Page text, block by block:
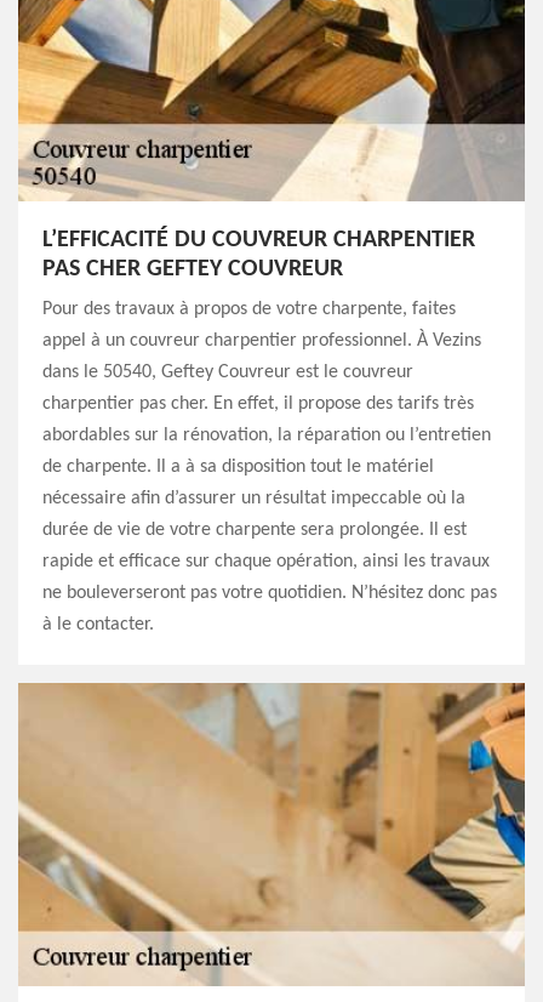
L’EFFICACITÉ DU COUVREUR CHARPENTIER
PAS CHER GEFTEY COUVREUR
Pour des travaux à propos de votre charpente, faites
appel à un couvreur charpentier professionnel. À Vezins
dans le 50540, Geftey Couvreur est le couvreur
charpentier pas cher. En effet, il propose des tarifs très
abordables sur la rénovation, la réparation ou l’entretien
de charpente. Il a à sa disposition tout le matériel
nécessaire afin d’assurer un résultat impeccable où la
durée de vie de votre charpente sera prolongée. Il est
rapide et efficace sur chaque opération, ainsi les travaux
ne bouleverseront pas votre quotidien. N’hésitez donc pas
à le contacter.